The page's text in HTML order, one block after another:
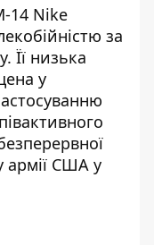
14 Nike
за
Її низька
у
армії США у